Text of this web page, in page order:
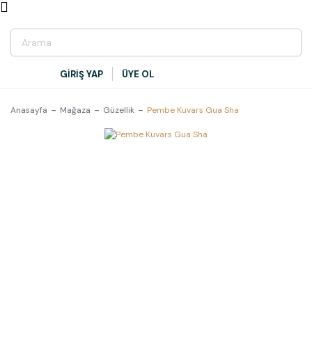
GİRİŞ YAP ÜYE OL
Anasayfa Mağaza Güzellik Pembe Kuvars Gua Sha